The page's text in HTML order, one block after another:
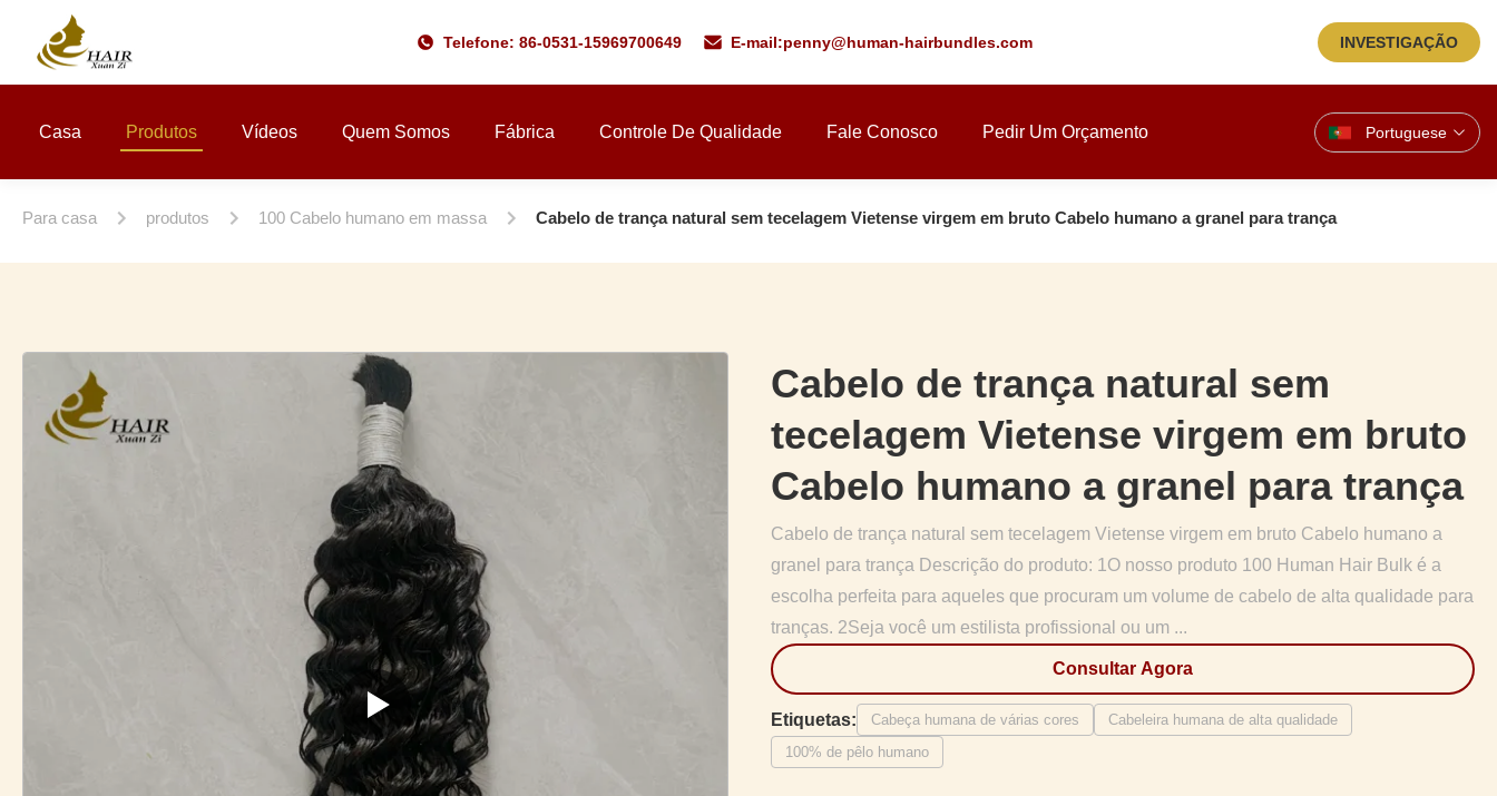
Telefone: 86-0531-15969700649 E-mail:penny@human-hairbundles.com INVESTIGAÇÃO
Casa Produtos Vídeos Quem Somos Fábrica Controle De Qualidade Fale Conosco Pedir Um Orçamento Portuguese
Para casa produtos 100 Cabelo humano em massa Cabelo de trança natural sem tecelagem Vietense virgem em bruto Cabelo humano a granel para trança
Cabelo de trança natural sem
tecelagem Vietense virgem em bruto
Cabelo humano a granel para trança
Cabelo de trança natural sem tecelagem Vietense virgem em bruto Cabelo humano a
granel para trança Descrição do produto: 1O nosso produto 100 Human Hair Bulk é a
escolha perfeita para aqueles que procuram um volume de cabelo de alta qualidade para
tranças. 2Seja você um estilista profissional ou um ...
Consultar Agora
Etiquetas: Cabeça humana de várias cores
Cabeleira humana de alta qualidade
100% de pêlo humano